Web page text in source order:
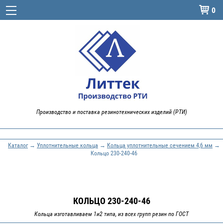
 0
Производство и поставка резинотехнических изделий (РТИ)
Каталог→ Уплотнительные кольца → Кольца уплотнительные сечением 4,6 мм →
Кольцо 230-240-46
КОЛЬЦО 230-240-46
Кольца изготавливаем 1и2 типа, из всех групп резин по ГОСТ